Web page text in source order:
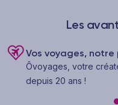
Les
Vos voyages, notre
Ôvoyages, votre
depuis 20 ans !